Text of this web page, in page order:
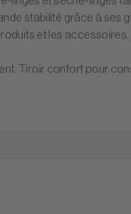
stabilité grâce à ses
et les accessoires.
Tiroir confort pour